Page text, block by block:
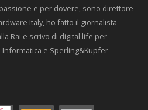
e per dovere, sono direttore
Italy, ho fatto il giornalista
Rai e scrivo di digital life per
e Sperling&Kupfer